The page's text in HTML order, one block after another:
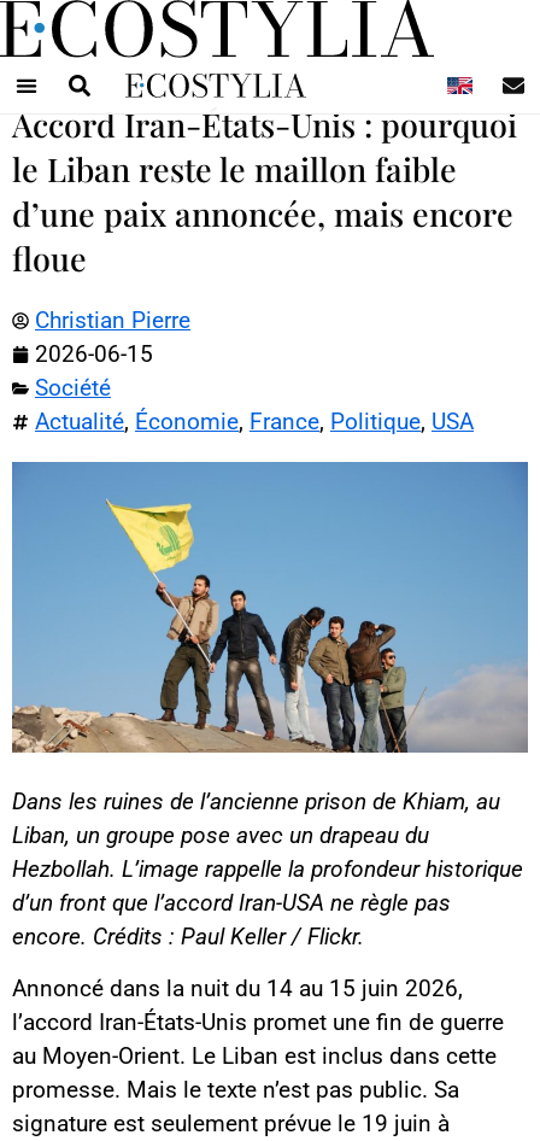
Accord Iran-États-Unis : pourquoi
le Liban reste le maillon faible
d’une paix annoncée, mais encore
floue
Christian Pierre
2026-06-15
Société
Actualité, Économie, France, Politique, USA
Dans les ruines de l’ancienne prison de Khiam, au
Liban, un groupe pose avec un drapeau du
Hezbollah. L’image rappelle la profondeur historique
d’un front que l’accord Iran-USA ne règle pas
encore. Crédits : Paul Keller / Flickr.
Annoncé dans la nuit du 14 au 15 juin 2026,
l’accord Iran-États-Unis promet une fin de guerre
au Moyen-Orient. Le Liban est inclus dans cette
promesse. Mais le texte n’est pas public. Sa
signature est seulement prévue le 19 juin à